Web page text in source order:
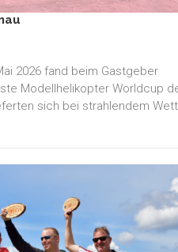
2026 fand beim Gastgeber
Modellhelikopter Worldcup
sich bei strahlendem